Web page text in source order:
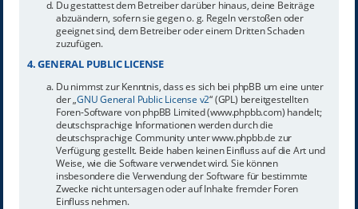
Du gestattest dem Betreiber darüber hinaus, deine Beiträge
abzuändern, sofern sie gegen o. g. Regeln verstoßen oder
geeignet sind, dem Betreiber oder einem Dritten Schaden
zuzufügen.
4. GENERAL PUBLIC LICENSE
Du nimmst zur Kenntnis, dass es sich bei phpBB um eine unter
der „GNU General Public License v2“ (GPL) bereitgestellten
Foren-Software von phpBB Limited (www.phpbb.com) handelt;
deutschsprachige Informationen werden durch die
deutschsprachige Community unter www.phpbb.de zur
Verfügung gestellt. Beide haben keinen Einfluss auf die Art und
Weise, wie die Software verwendet wird. Sie können
insbesondere die Verwendung der Software für bestimmte
Zwecke nicht untersagen oder auf Inhalte fremder Foren
Einfluss nehmen.